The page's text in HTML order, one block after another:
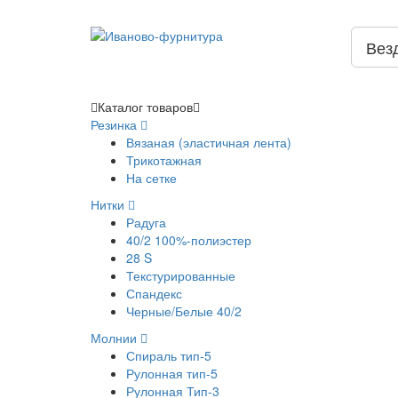
Каталог товаров
Резинка
Вязаная (эластичная лента)
Трикотажная
На сетке
Нитки
Радуга
40/2 100%-полиэстер
28 S
Текстурированные
Спандекс
Черные/Белые 40/2
Молнии
Спираль тип-5
Рулонная тип-5
Рулонная Тип-3